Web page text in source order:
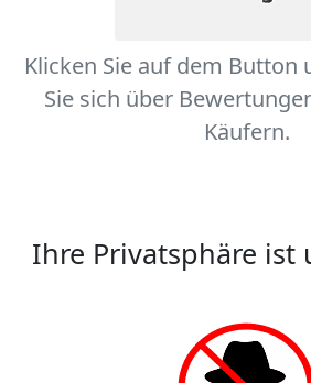
Klicken Sie auf dem
Sie sich über
Käufern.
Ihre Privatsphäre ist